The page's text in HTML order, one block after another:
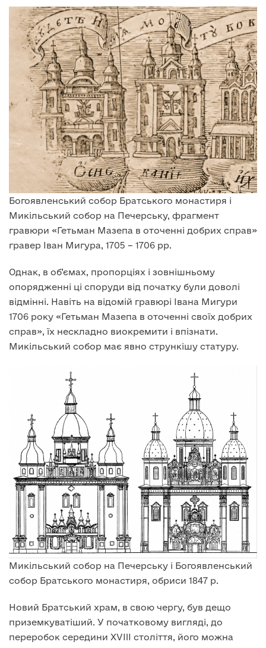
Богоявленський собор Братського монастиря і
Микільський собор на Печерську, фрагмент
гравюри «Гетьман Мазепа в оточенні добрих справ»
гравер Іван Мигура, 1705 – 1706 рр.
Однак, в об’ємах, пропорціях і зовнішньому
опорядженні ці споруди від початку були доволі
відмінні. Навіть на відомій гравюрі Івана Мигури
1706 року «Гетьман Мазепа в оточенні своїх добрих
справ», їх нескладно виокремити і впізнати.
Микільський собор має явно стрункішу статуру.
Микільський собор на Печерську і Богоявленський
собор Братського монастиря, обриси 1847 р.
Новий Братський храм, в свою чергу, був дещо
приземкуватіший. У початковому вигляді, до
переробок середини XVIII століття, його можна